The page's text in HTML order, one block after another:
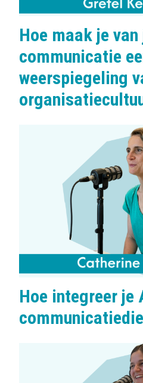
Hoe maak je
communicatie
weerspiegeling
Hoe integreer je